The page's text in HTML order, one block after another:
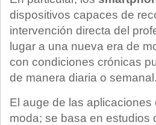
dispositivos capaces de
intervención directa del
lugar a una nueva era de
con condiciones crónicas
de manera diaria o semanal.
El auge de las
moda; se basa en estudios